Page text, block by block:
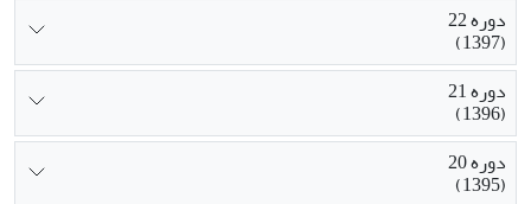
دوره 22
(1397)
دوره 21
(1396)
دوره 20
(1395)